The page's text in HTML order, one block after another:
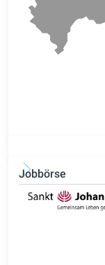
Jobbörse